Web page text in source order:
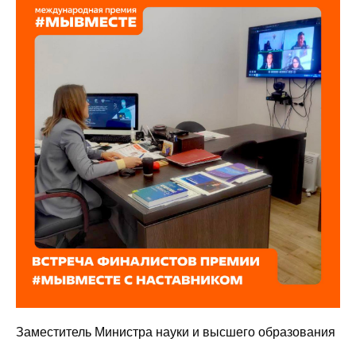
Заместитель Министра науки и высшего образования